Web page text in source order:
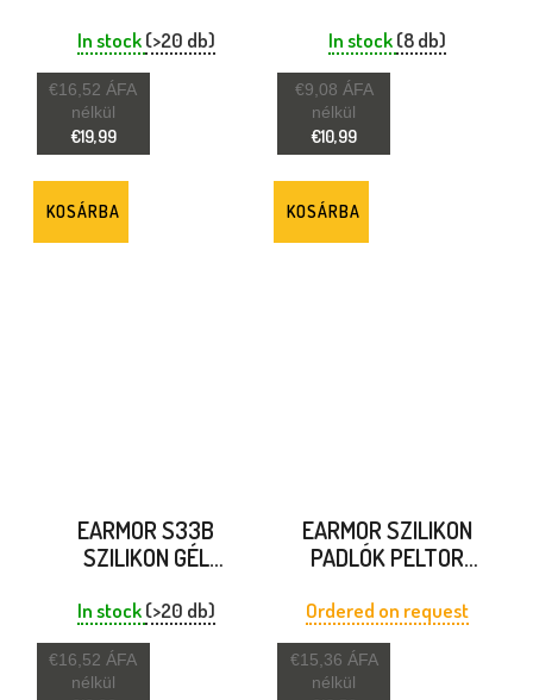
In stock(>20 db)
€16,52 ÁFA
nélkül
€19,99
KOSÁRBA
M31 PLUS ÉS M32
PLUS SZÁMÁRA
In stock(8 db)
€9,08 ÁFA
nélkül
€10,99
KOSÁRBA
EARMOR S33B
SZILIKON GÉL
FEJHALLGATÓ
TARTOZÉKOK
M31/M32 PLUS
In stock(>20 db)
€16,52 ÁFA
nélkül
EARMOR SZILIKON
PADLÓK PELTOR
Ordered on request
€15,36 ÁFA
nélkül